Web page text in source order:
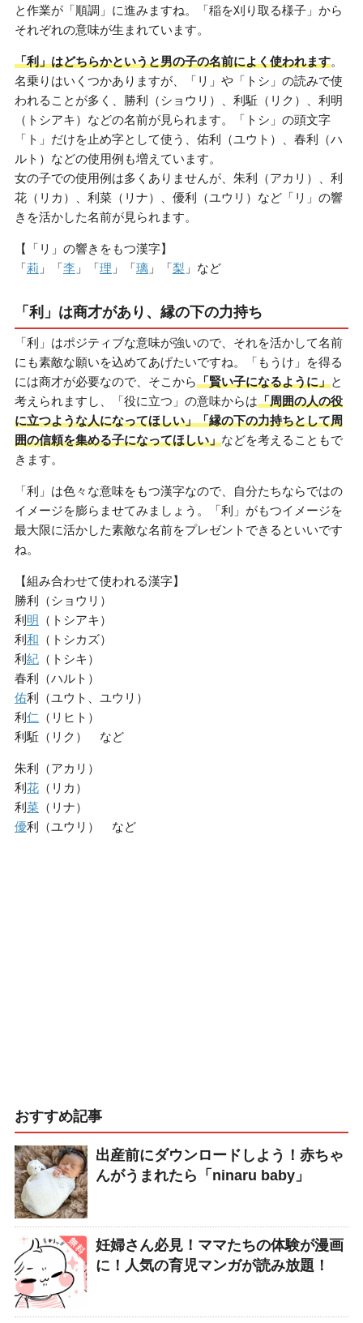
と作業が「順調」に進みますね。「稲を刈り取る様子」から
それぞれの意味が生まれています。
「利」はどちらかというと男の子の名前によく使われます。
名乗りはいくつかありますが、「リ」や「トシ」の読みで使
われることが多く、勝利（ショウリ）、利駈（リク）、利明
（トシアキ）などの名前が見られます。「トシ」の頭文字
「ト」だけを止め字として使う、佑利（ユウト）、春利（ハ
ルト）などの使用例も増えています。
女の子での使用例は多くありませんが、朱利（アカリ）、利
花（リカ）、利菜（リナ）、優利（ユウリ）など「リ」の響
きを活かした名前が見られます。
【「リ」の響きをもつ漢字】
「莉 」「李」「理 」「璃」「梨 」など
「利」は商才があり、縁の下の力持ち
「利」はポジティブな意味が強いので、それを活かして名前
にも素敵な願いを込めてあげたいですね。「もうけ」を得る
には商才が必要なので、そこから「賢い子になるように」と
考えられますし、「役に立つ」の意味からは「周囲の人の役
に立つような人になってほしい」「縁の下の力持ちとして周
囲の信頼を集める子になってほしい」などを考えることもで
きます。
「利」は色々な意味をもつ漢字なので、自分たちならではの
イメージを膨らませてみましょう。「利」がもつイメージを
最大限に活かした素敵な名前をプレゼントできるといいです
ね。
【組み合わせて使われる漢字】
勝利（ショウリ）
利 明
（トシアキ）
利 和 （トシカズ）
利 紀（トシキ）
春利（ハルト）
佑利（ユウト、ユウリ）
利 仁 （リヒト）
利駈（リク） など
朱利（アカリ）
利 花（リカ）
利 菜（リナ）
優利（ユウリ） など
おすすめ記事
出産前にダウンロードしよう！赤ちゃ
んがうまれたら「ninaru baby」
妊婦さん必見！ママたちの体験が漫画
に！人気の育児マンガが読み放題！